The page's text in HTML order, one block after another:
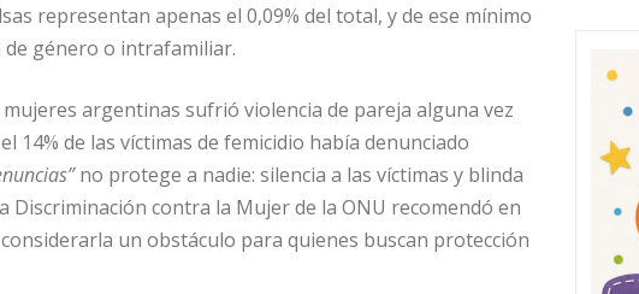
representan apenas el 0,09% del total, y de ese mínimo
de género o intrafamiliar.
argentinas sufrió violencia de pareja alguna vez
14% de las víctimas de femicidio había denunciado
no protege a nadie: silencia a las víctimas y blinda
Discriminación contra la Mujer de la ONU recomendó en
un obstáculo para quienes buscan protección